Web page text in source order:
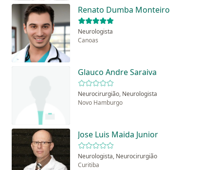
Renato Dumba Monteiro
Neurologista
Canoas
Glauco Andre Saraiva
Neurocirurgião, Neurologista
Novo Hamburgo
Jose Luis Maida Junior
Neurologista, Neurocirurgião
Curitiba